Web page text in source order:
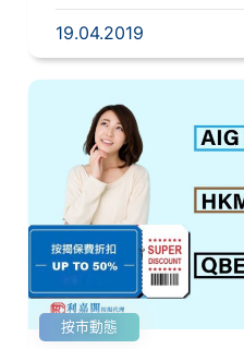
19.04.2019
按市動態